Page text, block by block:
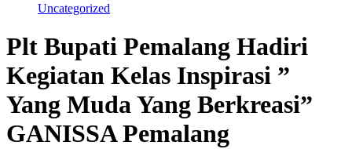
Uncategorized
Plt Bupati Pemalang Hadiri
Kegiatan Kelas Inspirasi ”
Yang Muda Yang Berkreasi”
GANISSA Pemalang